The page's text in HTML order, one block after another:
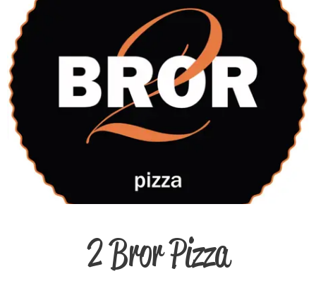
2 Bror Pizza